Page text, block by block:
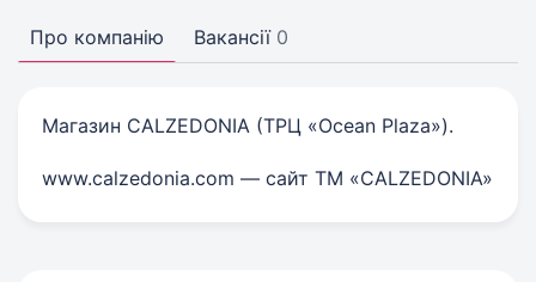
Про компанію Вакансії 0
Магазин CALZEDONIA (ТРЦ «Ocean Plaza»).
www.calzedonia.com — сайт ТМ «CALZEDONIA»